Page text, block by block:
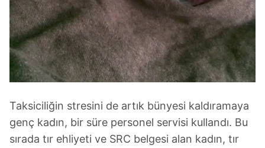
Taksiciliğin stresini de artık bünyesi kaldıramaya
genç kadın, bir süre personel servisi kullandı. Bu
sırada tır ehliyeti ve SRC belgesi alan kadın, tır